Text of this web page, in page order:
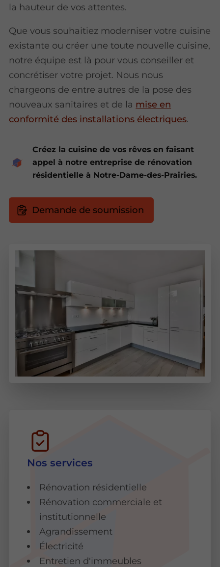
la hauteur de vos attentes.
Que vous souhaitiez moderniser votre cuisine
existante ou créer une toute nouvelle cuisine,
notre équipe est là pour vous conseiller et
concrétiser votre projet. Nous nous
chargeons de entre autres de la pose des
nouveaux sanitaires et de la mise en
conformité des installations électriques.
Créez la cuisine de vos rêves en faisant
appel à notre entreprise de rénovation
résidentielle à Notre-Dame-des-Prairies.
Demande de soumission
Nos services
Rénovation résidentielle
Rénovation commerciale et
institutionnelle
Agrandissement
Électricité
Entretien d'immeubles